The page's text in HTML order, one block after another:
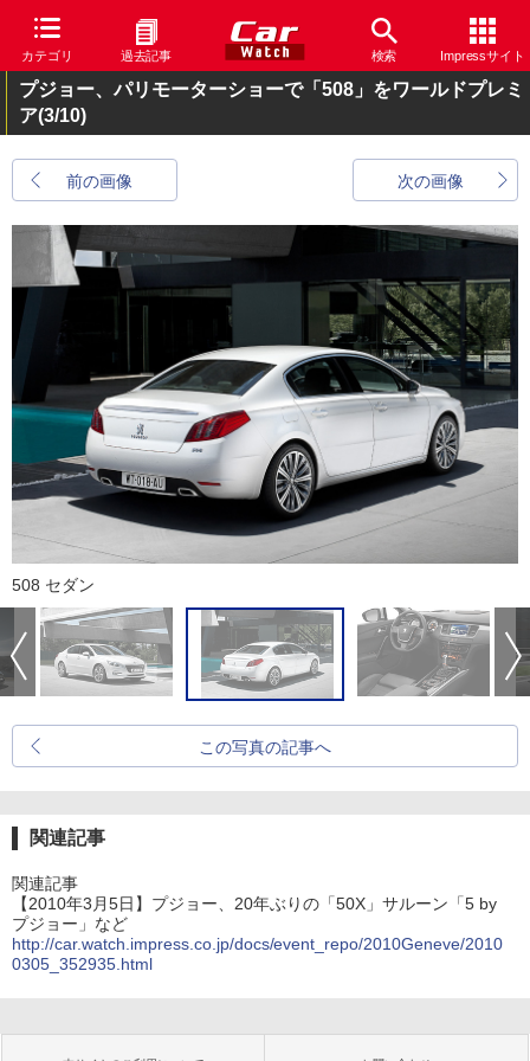
カテゴリ 過去記事 検索 Impressサイト
プジョー、パリモーターショーで「508」をワールドプレミ
ア(3/10)
前の画像 次の画像
508 セダン
この写真の記事へ
関連記事
関連記事
【2010年3月5日】プジョー、20年ぶりの「50X」サルーン「5 by
プジョー」など
http://car.watch.impress.co.jp/docs/event_repo/2010Geneve/2010
0305_352935.html